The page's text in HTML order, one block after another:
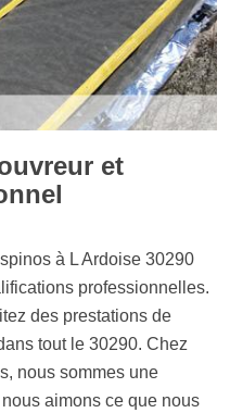
et
à L Ardoise 30290
professionnelles.
des prestations de
tout le 30290. Chez
nous sommes une
aimons ce que nous